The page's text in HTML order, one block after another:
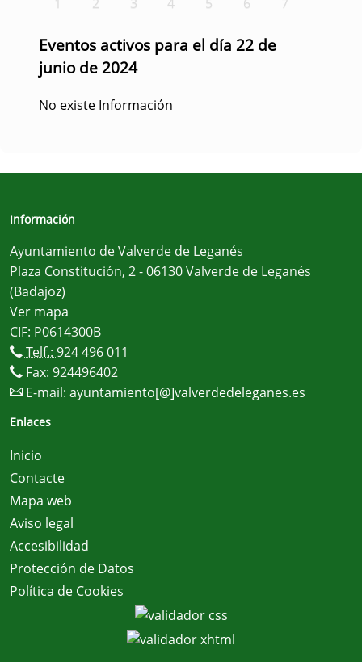
Eventos activos para el día 22 de
junio de 2024
No existe Información
Información
Ayuntamiento de Valverde de Leganés
Plaza Constitución, 2 - 06130 Valverde de Leganés
(Badajoz)
Ver mapa
CIF: P0614300B
Telf.: 924 496 011
Fax: 924496402
E-mail: ayuntamiento[@]valverdedeleganes.es
Enlaces
Inicio
Contacte
Mapa web
Aviso legal
Accesibilidad
Protección de Datos
Política de Cookies